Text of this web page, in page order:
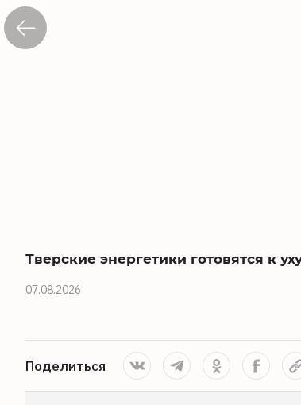
Тверские энергетики готовятся к
07.08.2026
Поделиться